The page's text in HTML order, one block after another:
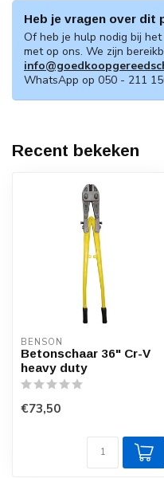
Heb je vragen over dit
Of heb je hulp nodig bij
met op ons. We zijn
WhatsApp op 050 - 211
Recent bekeken
BENSON
Betonschaar 36" Cr-V
heavy duty
€73,50